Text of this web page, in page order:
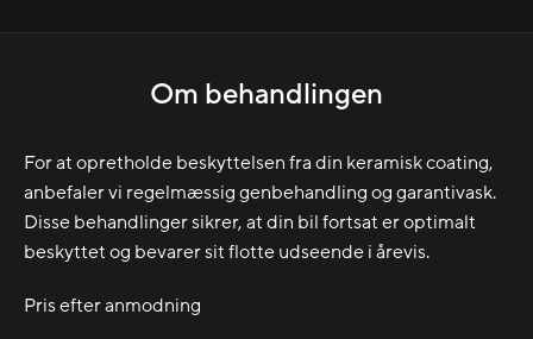
Om behandlingen
For at opretholde beskyttelsen fra din keramisk coating,
anbefaler vi regelmæssig genbehandling og garantivask.
Disse behandlinger sikrer, at din bil fortsat er optimalt
beskyttet og bevarer sit flotte udseende i årevis.
Pris efter anmodning